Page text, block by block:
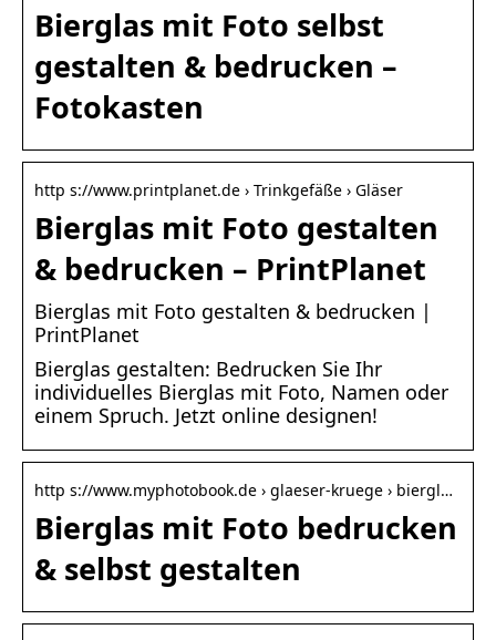
Bierglas mit Foto selbst
gestalten & bedrucken –
Fotokasten
http s://www.printplanet.de › Trinkgefäße › Gläser
Bierglas mit Foto gestalten
& bedrucken – PrintPlanet
Bierglas mit Foto gestalten & bedrucken |
PrintPlanet
Bierglas gestalten: Bedrucken Sie Ihr
individuelles Bierglas mit Foto, Namen oder
einem Spruch. Jetzt online designen!
http s://www.myphotobook.de › glaeser-kruege › biergl…
Bierglas mit Foto bedrucken
& selbst gestalten